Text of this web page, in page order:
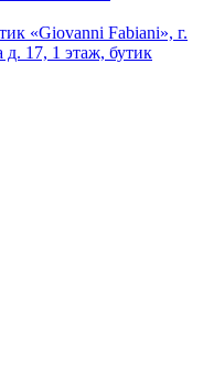
«Giovanni Fabiani», г.
17, 1 этаж, бутик